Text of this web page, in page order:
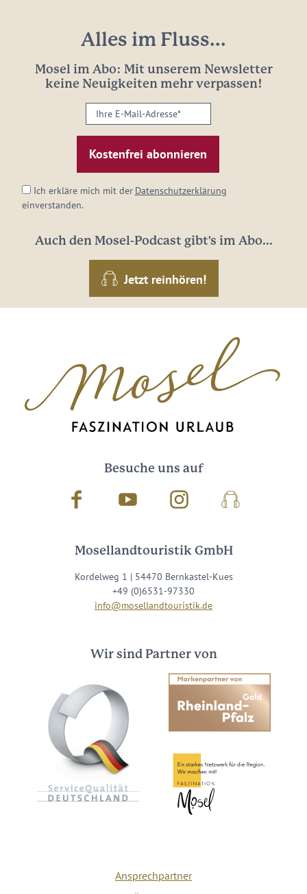
Alles im Fluss...
Mosel im Abo: Mit unserem Newsletter
keine Neuigkeiten mehr verpassen!
Ihre
E-
Mail-
Adresse:
Ich erkläre mich mit der Datenschutzerklärung
einverstanden.
Auch den Mosel-Podcast gibt's im Abo...
Jetzt reinhören!
Besuche uns auf
Facebook Youtube InstagramPodcast
Mosellandtouristik GmbH
Kordelweg 1 | 54470 Bernkastel-Kues
+49 (0)6531-97330
info@mosellandtouristik.de
Wir sind Partner von
Ansprechpartner